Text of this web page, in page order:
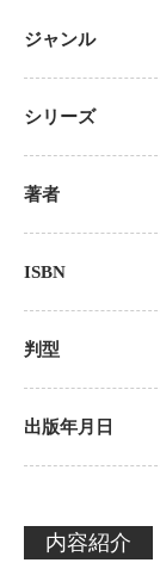
ジャンル
シリーズ
著者
ISBN
判型
出版年月日
内容紹介